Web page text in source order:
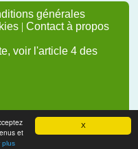
X
et
plus
générales
| Contact à propos
voir l'article 4 des